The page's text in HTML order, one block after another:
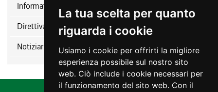
La tua scelta per quanto
riguarda i cookie
Usiamo i cookie per offrirti la migliore
esperienza possibile sul nostro sito
web. Ciò include i cookie necessari per
il funzionamento del sito web. Con il
Informativa relativa alla disciplina del patrocinio
Direttiva nitrati
Notiziario ERSA